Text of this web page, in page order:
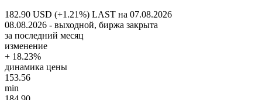
182.90 USD (+1.21%) LAST на 07.08.2026
08.08.2026 - выходной, биржа закрыта
за последний месяц
изменение
+ 18.23%
динамика цены
153.56
min